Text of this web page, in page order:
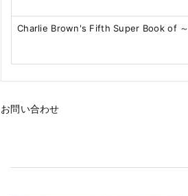
Charlie Brown's Fifth Super Book of ～
お問い合わせ